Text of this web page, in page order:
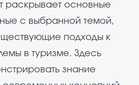
раскрывает основные
с выбранной темой,
подходы к
в туризме. Здесь
знание